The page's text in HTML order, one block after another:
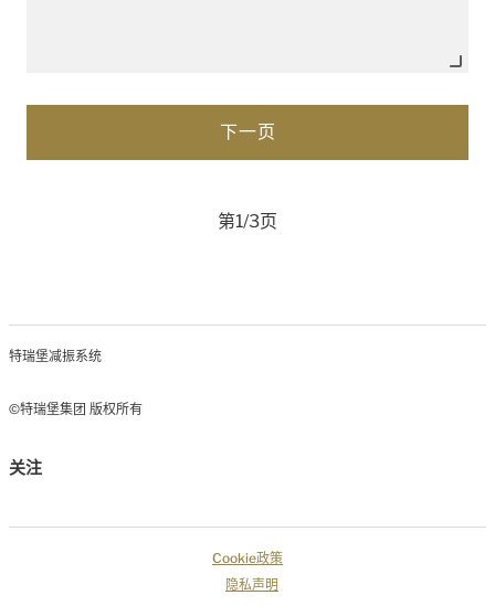
第1/3页
特瑞堡减振系统
©特瑞堡集团 版权所有
关注
Cookie政策
隐私声明